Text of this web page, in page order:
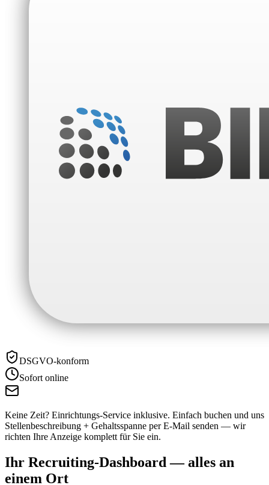
DSGVO-konform
Sofort online
Keine Zeit? Einrichtungs-Service inklusive. Einfach buchen und uns
Stellenbeschreibung + Gehaltsspanne per E-Mail senden — wir
richten Ihre Anzeige komplett für Sie ein.
Ihr Recruiting-Dashboard — alles an
einem Ort